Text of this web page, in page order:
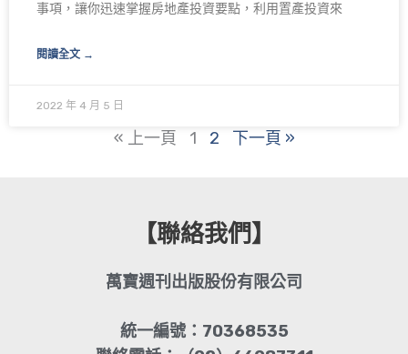
事項，讓你迅速掌握房地產投資要點，利用置產投資來
閱讀全文 →
2022 年 4 月 5 日
« 上一頁 1 2 下一頁 »
【聯絡我們】
萬寶週刊出版股份有限公司
統一編號：70368535